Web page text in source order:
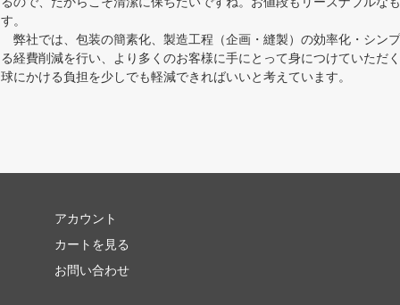
す。
弊社では、包装の簡素化、製造工程（企画・縫製）の効率化・シン
る経費削減を行い、より多くのお客様に手にとって身につけていただ
球にかける負担を少しでも軽減できればいいと考えています。
アカウント
カートを見る
お問い合わせ